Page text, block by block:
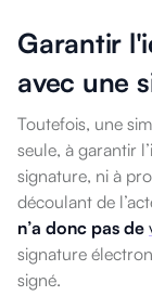
Garantir
avec une
Toutefois, une
seule, à garantir
signature, ni à
découlant de
n’a donc pas de
signature
signé.